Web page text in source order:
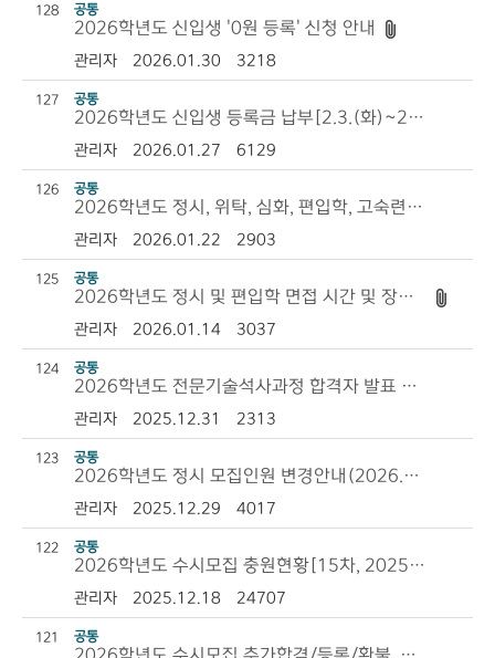
128 공통
2026학년도 신입생 '0원 등록' 신청 안내
관리자 2026.01.30 3218
127 공통
2026학년도 신입생 등록금 납부[2.3.(화)~2.5.(목)] 안내
관리자 2026.01.27 6129
126 공통
2026학년도 정시, 위탁, 심화, 편입학, 고숙련 합격자 발표 안내
관리자 2026.01.22 2903
125 공통
2026학년도 정시 및 편입학 면접 시간 및 장소 안내
관리자 2026.01.14 3037
124 공통
2026학년도 전문기술석사과정 합격자 발표 안내
관리자 2025.12.31 2313
123 공통
2026학년도 정시 모집인원 변경안내(2026.1.21.자)
관리자 2025.12.29 4017
122 공통
2026학년도 수시모집 충원현황[15차, 2025.12.28.(일) 11시 기준]
관리자 2025.12.18 24707
121 공통